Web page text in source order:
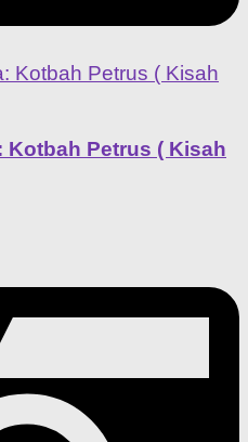
Kotbah Petrus ( Kisah